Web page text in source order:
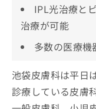
IPL光治療と
治療が可能
多数の医療機
池袋皮膚科は平日
診療している皮膚